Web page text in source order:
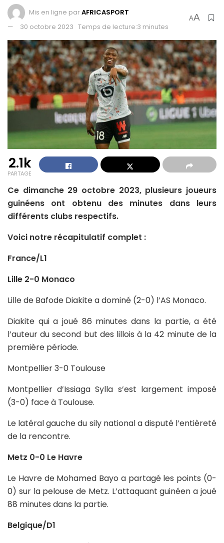
Mis en ligne parAFRICASPORT
30 octobre 2023 Temps de lecture:3 minutes
AA
2.1k
PARTAGE
Ce dimanche 29 octobre 2023, plusieurs joueurs
guinéens ont obtenu des minutes dans leurs
différents clubs respectifs.
Voici notre récapitulatif complet :
France/L1
Lille 2-0 Monaco
Lille de Bafode Diakite a dominé (2-0) l’AS Monaco.
Diakite qui a joué 86 minutes dans la partie, a été
l’auteur du second but des lillois à la 42 minute de la
première période.
Montpellier 3-0 Toulouse
Montpellier d’Issiaga Sylla s’est largement imposé
(3-0) face à Toulouse.
Le latéral gauche du sily national a disputé l’entièreté
de la rencontre.
Metz 0-0 Le Havre
Le Havre de Mohamed Bayo a partagé les points (0-
0) sur la pelouse de Metz. L’attaquant guinéen a joué
88 minutes dans la partie.
Belgique/D1